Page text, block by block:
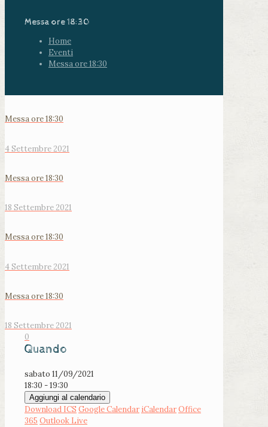
Messa ore 18:30
Home
Eventi
Messa ore 18:30
Messa ore 18:30
4 Settembre 2021
Messa ore 18:30
18 Settembre 2021
Messa ore 18:30
4 Settembre 2021
Messa ore 18:30
18 Settembre 2021
0
Quando
sabato 11/09/2021
18:30 - 19:30
Aggiungi al calendario
Download ICS Google Calendar iCalendarOffice
365 Outlook Live